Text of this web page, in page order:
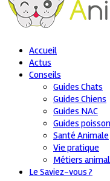
Accueil
Actus
Conseils
Guides Chats
Guides Chiens
Guides NAC
Guides
Santé Animale
Vie pratique
Métiers
Le Saviez-vous ?